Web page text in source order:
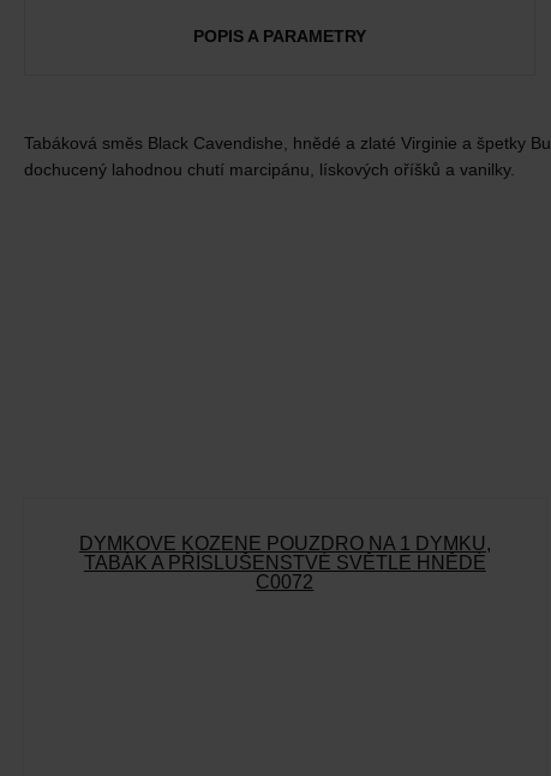
POPIS A PARAMETRY
Tabáková směs Black Cavendishe, hnědé a zlaté Virginie a špetky
dochucený lahodnou chutí marcipánu, lískových oříšků a vanilky.
DÝMKOVÉ KOŽENÉ POUZDRO NA 1 DÝMKU,
TABÁK A PŘÍSLUŠENSTVÉ SVĚTLE HNĚDÉ
C0072